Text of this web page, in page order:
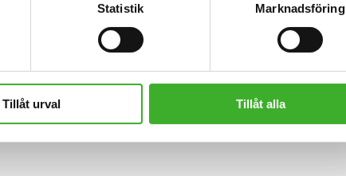
Statistik Marknadsföring
Tillåt urval Tillåt alla
och ett starkt intresse för den kontext AMF
och har en förmåga att fatta välgrundade
andra, samtidigt som du främjar en kultur av
vana av att driva förändringsarbete och är
verksamheten och ditt eget ledarskap.